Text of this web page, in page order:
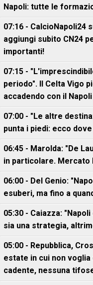
Napoli: tutte le
07:16 - CalcioNapoli24
aggiungi subito CN24
importanti!
07:15 -
periodo". Il Celta Vigo
accadendo con il Napoli
07:00 - "Le altre
punta i piedi: ecco
06:45 - Marolda: "De
in particolare. Mercato
06:00 - Del Genio:
esuberi, ma fino a
05:30 - Caiazza:
sia una strategia,
05:00 - Repubblica,
estate in cui non
cadente, nessuna